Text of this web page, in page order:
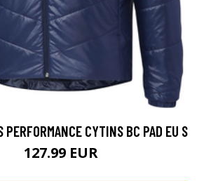
PERFORMANCE CYTINS BC PAD EU S
127.99 EUR